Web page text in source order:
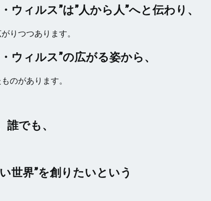
ウィルス”は”人から人”へと伝わり、
りつつあります。
ウィルス”の広がる姿から、
のがあります。
誰でも、
世界”を創りたいという